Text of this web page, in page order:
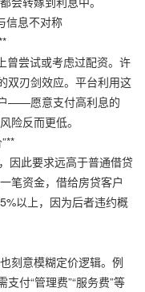
信息不对称
曾尝试或考虑过配资。许
双刃剑效应。平台利用这
——愿意支付高利息的
险反而更低。
因此要求远高于普通借贷
笔资金，借给房贷客户
以上，因为后者违约概
刻意模糊定价逻辑。例
付“管理费”“服务费”等